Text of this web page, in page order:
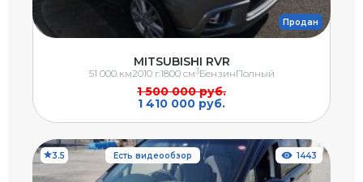
Продан
MITSUBISHI RVR
1 500 000 руб.
1 410 000 руб.
51 000 км2010 г.1800 см3БензинПолный
3.5 Есть видеообзор 1443